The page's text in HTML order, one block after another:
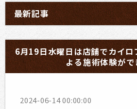
最新記事
6月19日水曜日は店舗でカイロ
よる施術体験がで
2024-06-14 00:00:00